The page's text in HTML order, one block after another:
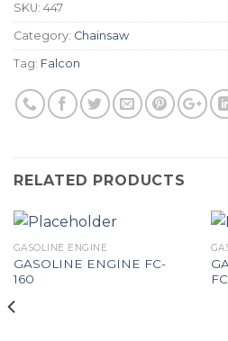
SKU: 447
Category: Chainsaw
Tag: Falcon
RELATED PRODUCTS
GASOLINE ENGINE
GASOLINE ENGINE FC-
160